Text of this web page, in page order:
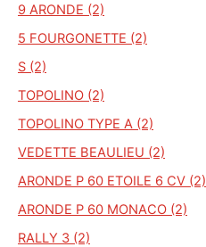
9 ARONDE (2)
5 FOURGONETTE (2)
S (2)
TOPOLINO (2)
TOPOLINO TYPE A (2)
VEDETTE BEAULIEU (2)
ARONDE P 60 ETOILE 6 CV (2)
ARONDE P 60 MONACO (2)
RALLY 3 (2)